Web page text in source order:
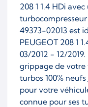
208 1 1.4 HDi
49373-02013 est
PEUGEOT 208 1
03/2012 - 12/
grippage de votre
turbos 100%
pour votre
connue pour ses